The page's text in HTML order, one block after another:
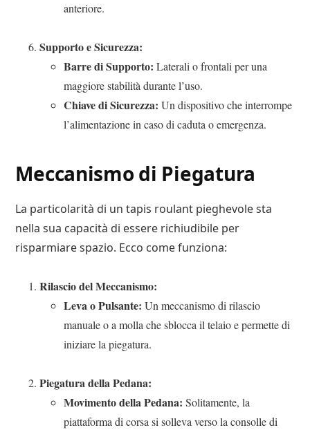
anteriore.
Supporto e Sicurezza:
Barre di Supporto: Laterali o frontali per una
maggiore stabilità durante l’uso.
Chiave di Sicurezza: Un dispositivo che interrompe
l’alimentazione in caso di caduta o emergenza.
Meccanismo di Piegatura
La particolarità di un tapis roulant pieghevole sta
nella sua capacità di essere richiudibile per
risparmiare spazio. Ecco come funziona:
Rilascio del Meccanismo:
Leva o Pulsante: Un meccanismo di rilascio
manuale o a molla che sblocca il telaio e permette di
iniziare la piegatura.
Piegatura della Pedana:
Movimento della Pedana: Solitamente, la
piattaforma di corsa si solleva verso la consolle di